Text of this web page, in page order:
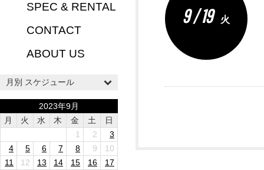
SPEC & RENTAL
CONTACT
ABOUT US
月別 スケジュール
2023年9月
月
火 水 木 金 土
日
1
2
3
4
5 6 7 8 9
10
11
12 13 14 15 16
17
9 / 19 火